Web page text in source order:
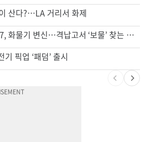
된 총격…인앤아웃 참사 영상 공개
산다?…LA 거리서 화제